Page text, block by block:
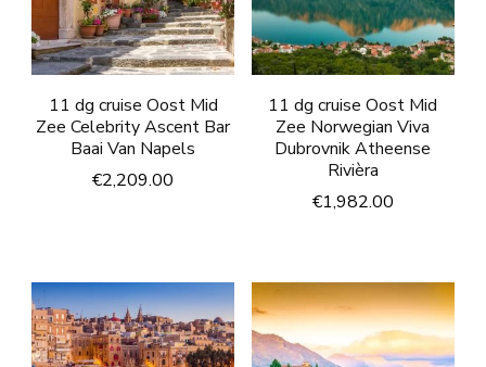
11 dg cruise Oost Mid
Zee Celebrity Ascent Bar
Baai Van Napels
€2,209.00
11 dg cruise Oost Mid
Zee Norwegian Viva
Dubrovnik Atheense
Rivièra
€1,982.00